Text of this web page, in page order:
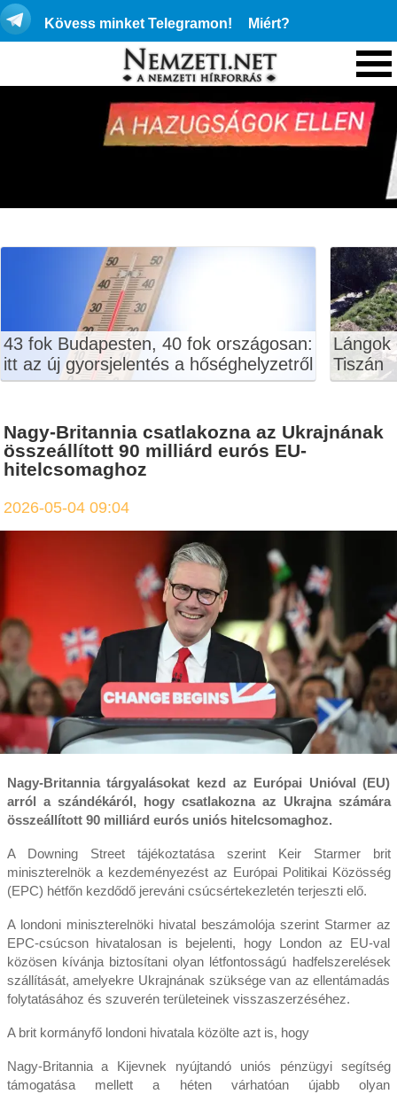
Kövess minket Telegramon! Miért?
43 fok Budapesten, 40 fok országosan:
itt az új gyorsjelentés a hőséghelyzetről
Lángok
Tiszán
Nagy-Britannia csatlakozna az Ukrajnának
összeállított 90 milliárd eurós EU-
hitelcsomaghoz
2026-05-04 09:04
Nagy-Britannia tárgyalásokat kezd az Európai Unióval (EU)
arról a szándékáról, hogy csatlakozna az Ukrajna számára
összeállított 90 milliárd eurós uniós hitelcsomaghoz.
A Downing Street tájékoztatása szerint Keir Starmer brit
miniszterelnök a kezdeményezést az Európai Politikai Közösség
(EPC) hétfőn kezdődő jereváni csúcsértekezletén terjeszti elő.
A londoni miniszterelnöki hivatal beszámolója szerint Starmer az
EPC-csúcson hivatalosan is bejelenti, hogy London az EU-val
közösen kívánja biztosítani olyan létfontosságú hadfelszerelések
szállítását, amelyekre Ukrajnának szüksége van az ellentámadás
folytatásához és szuverén területeinek visszaszerzéséhez.
A brit kormányfő londoni hivatala közölte azt is, hogy
Nagy-Britannia a Kijevnek nyújtandó uniós pénzügyi segítség
támogatása mellett a héten várhatóan újabb olyan